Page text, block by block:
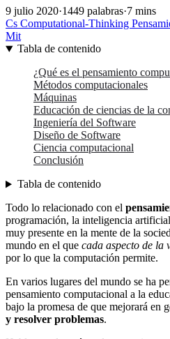
9 julio 2020·1449 palabras·7 mins
Cs Computational-Thinking
Mit
Tabla de contenido
¿Qué es el pensamiento
Métodos computacionales
Máquinas
Educación de ciencias de la
Ingeniería del Software
Diseño de Software
Ciencia computacional
Conclusión
Tabla de contenido
Todo lo relacionado con el
programación, la inteligencia
muy presente en la mente de la
mundo en el que cada aspecto de la
por lo que la computación permite.
En varios lugares del mundo se ha
pensamiento computacional a la
bajo la promesa de que mejorará en
y resolver problemas.